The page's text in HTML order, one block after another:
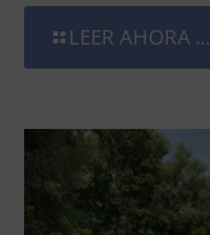
LEER AHORA ...